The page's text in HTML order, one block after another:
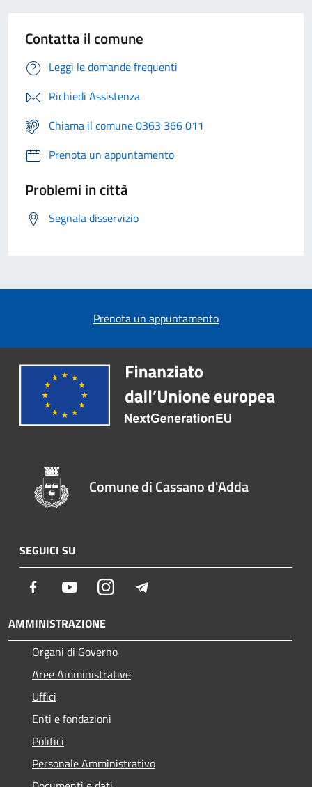
Contatta il comune
Leggi le domande frequenti
Richiedi Assistenza
Chiama il comune 0363 366 011
Prenota un appuntamento
Problemi in città
Segnala disservizio
Prenota un appuntamento
Comune di Cassano d'Adda
SEGUICI SU
Facebook YoutubeInstagram
AMMINISTRAZIONE
Organi di Governo
Aree Amministrative
Uffici
Enti e fondazioni
Politici
Personale Amministrativo